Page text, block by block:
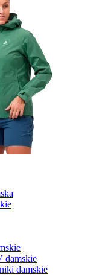
damskie
damskie